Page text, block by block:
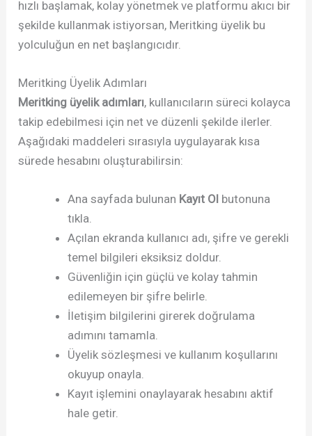
hızlı başlamak, kolay yönetmek ve platformu akıcı bir
şekilde kullanmak istiyorsan, Meritking üyelik bu
yolculuğun en net başlangıcıdır.
Meritking Üyelik Adımları
Meritking üyelik adımları, kullanıcıların süreci kolayca
takip edebilmesi için net ve düzenli şekilde ilerler.
Aşağıdaki maddeleri sırasıyla uygulayarak kısa
sürede hesabını oluşturabilirsin:
Ana sayfada bulunan Kayıt Ol butonuna
tıkla.
Açılan ekranda kullanıcı adı, şifre ve gerekli
temel bilgileri eksiksiz doldur.
Güvenliğin için güçlü ve kolay tahmin
edilemeyen bir şifre belirle.
İletişim bilgilerini girerek doğrulama
adımını tamamla.
Üyelik sözleşmesi ve kullanım koşullarını
okuyup onayla.
Kayıt işlemini onaylayarak hesabını aktif
hale getir.